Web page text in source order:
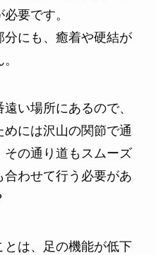
要です。
分にも、癒着や硬結が
い場所にあるので、
には沢山の関節で通
その通り道もスムーズ
わせて行う必要があ
とは、足の機能が低下